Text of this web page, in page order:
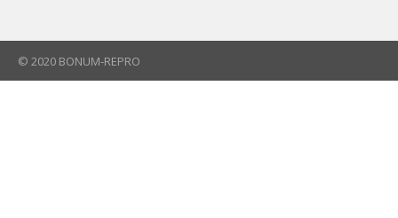
© 2020 BONUM-REPRO